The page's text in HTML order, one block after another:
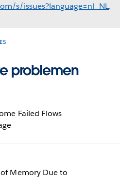
s/issues?language=nl_NL.
problemen
Failed Flows
Memory Due to